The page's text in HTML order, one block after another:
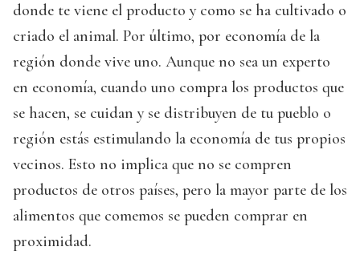
donde te viene el producto y como se ha cultivado o
criado el animal. Por último, por economía de la
región donde vive uno. Aunque no sea un experto
en economía, cuando uno compra los productos que
se hacen, se cuidan y se distribuyen de tu pueblo o
región estás estimulando la economía de tus propios
vecinos. Esto no implica que no se compren
productos de otros países, pero la mayor parte de los
alimentos que comemos se pueden comprar en
proximidad.